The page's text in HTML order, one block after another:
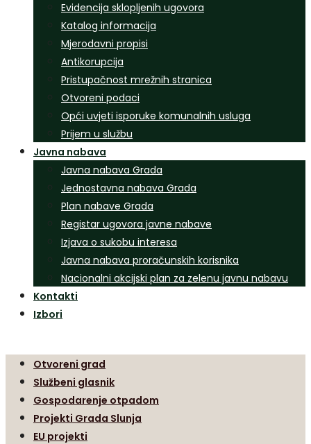
Evidencija sklopljenih ugovora
Katalog informacija
Mjerodavni propisi
Antikorupcija
Pristupačnost mrežnih stranica
Otvoreni podaci
Opći uvjeti isporuke komunalnih usluga
Prijem u službu
Javna nabava
Javna nabava Grada
Jednostavna nabava Grada
Plan nabave Grada
Registar ugovora javne nabave
Izjava o sukobu interesa
Javna nabava proračunskih korisnika
Nacionalni akcijski plan za zelenu javnu nabavu
Kontakti
Izbori
Otvoreni grad
Službeni glasnik
Gospodarenje otpadom
Projekti Grada Slunja
EU projekti